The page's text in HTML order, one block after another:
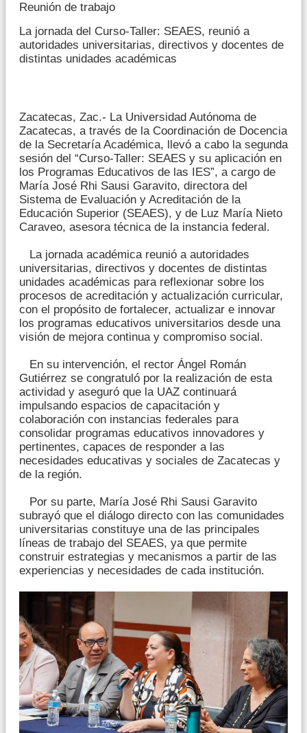
Reunión de trabajo
La jornada del Curso-Taller: SEAES, reunió a
autoridades universitarias, directivos y docentes de
distintas unidades académicas
Zacatecas, Zac.- La Universidad Autónoma de
Zacatecas, a través de la Coordinación de Docencia
de la Secretaría Académica, llevó a cabo la segunda
sesión del “Curso-Taller: SEAES y su aplicación en
los Programas Educativos de las IES”, a cargo de
María José Rhi Sausi Garavito, directora del
Sistema de Evaluación y Acreditación de la
Educación Superior (SEAES), y de Luz María Nieto
Caraveo, asesora técnica de la instancia federal.
La jornada académica reunió a autoridades
universitarias, directivos y docentes de distintas
unidades académicas para reflexionar sobre los
procesos de acreditación y actualización curricular,
con el propósito de fortalecer, actualizar e innovar
los programas educativos universitarios desde una
visión de mejora continua y compromiso social.
En su intervención, el rector Ángel Román
Gutiérrez se congratuló por la realización de esta
actividad y aseguró que la UAZ continuará
impulsando espacios de capacitación y
colaboración con instancias federales para
consolidar programas educativos innovadores y
pertinentes, capaces de responder a las
necesidades educativas y sociales de Zacatecas y
de la región.
Por su parte, María José Rhi Sausi Garavito
subrayó que el diálogo directo con las comunidades
universitarias constituye una de las principales
líneas de trabajo del SEAES, ya que permite
construir estrategias y mecanismos a partir de las
experiencias y necesidades de cada institución.